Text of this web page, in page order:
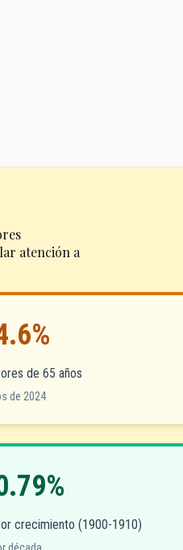
atención a
de 65 años
de 2024
crecimiento (1900-1910)